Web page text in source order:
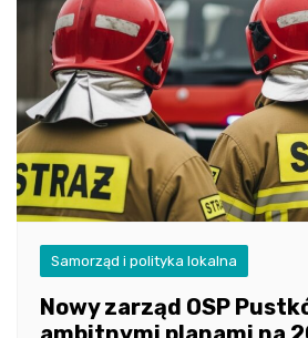
Samorząd i polityka lokalna
Nowy zarząd OSP